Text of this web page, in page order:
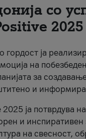
со
2025
гордост ја
на
за
и
ја потврдува
и
на свесност,